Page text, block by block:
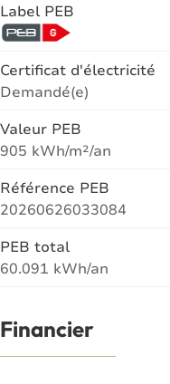
Label PEB
Certificat d'électricité
Demandé(e)
Valeur PEB
905 kWh/m²/an
Référence PEB
20260626033084
PEB total
60.091 kWh/an
Financier